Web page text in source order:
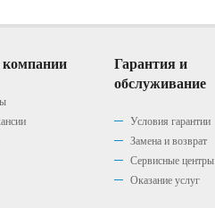
TEKA DH 685 T
вытяжка Elica Filo
вытяжка Elica Spot
IX/A/90 (PRF0097373)
вытяжка Elica
Stripe BL/A/60/LX
Гарантия и
обслуживание
Условия гарантии
Замена и возврат
Сервисные центры
Оказание услуг